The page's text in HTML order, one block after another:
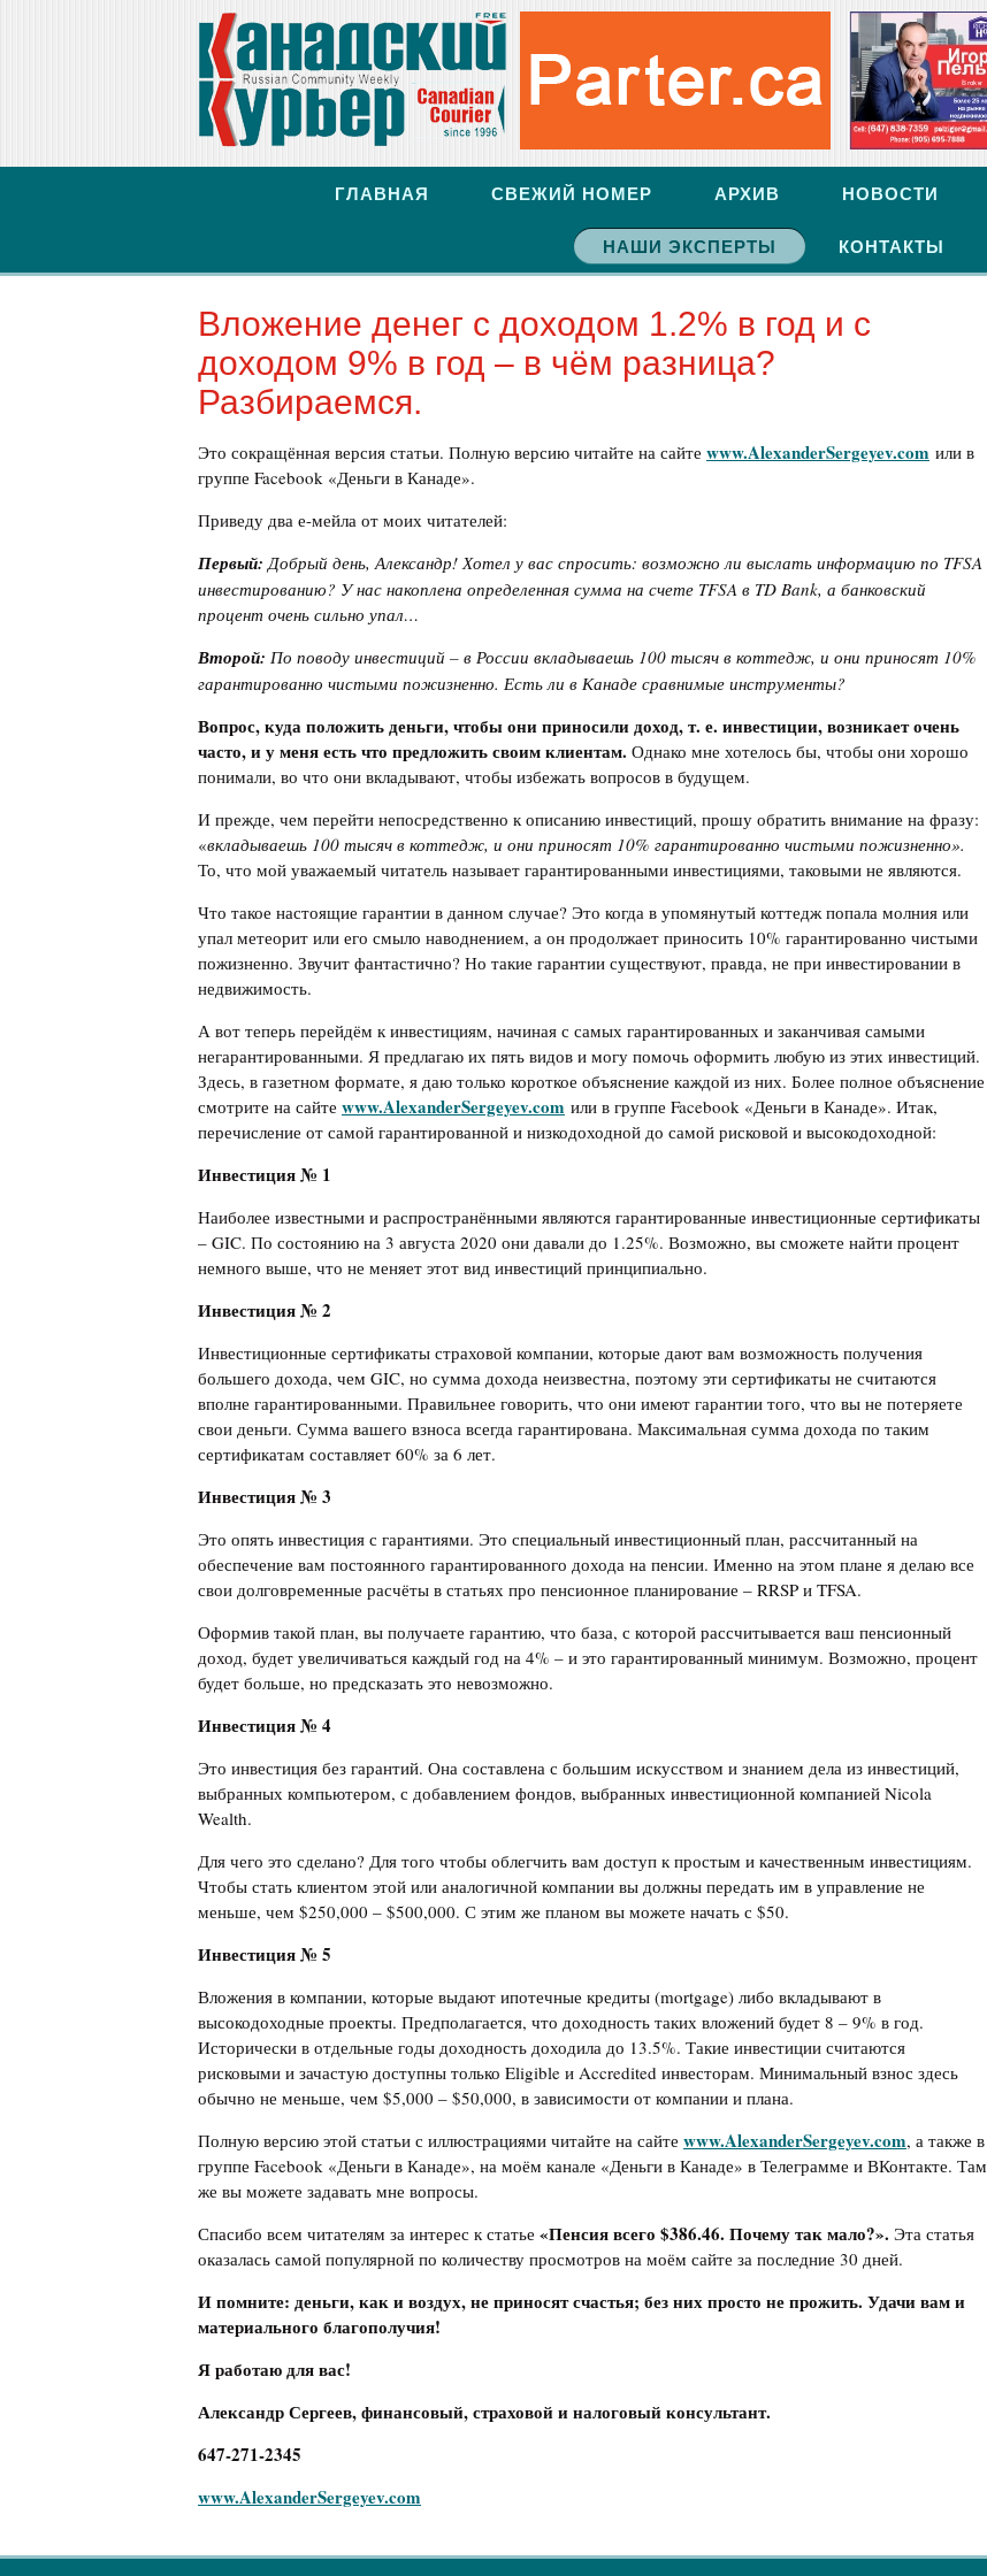
ГЛАВНАЯ СВЕЖИЙ НОМЕР АРХИВ НОВОСТИ
НАШИ ЭКСПЕРТЫ КОНТАКТЫ
Вложение денег с доходом 1.2% в год и с
доходом 9% в год – в чём разница?
Разбираемся.
Это сокращённая версия статьи. Полную версию читайте на сайте www.AlexanderSergeyev.com или в
группе Facebook «Деньги в Канаде».
Приведу два е-мейла от моих читателей:
Первый: Добрый день, Александр! Хотел у вас спросить: возможно ли выслать информацию по TFSA
инвестированию? У нас накоплена определенная сумма на счете TFSA в TD Bank, а банковский
процент очень сильно упал…
Второй: По поводу инвестиций – в России вкладываешь 100 тысяч в коттедж, и они приносят 10%
гарантированно чистыми пожизненно. Есть ли в Канаде сравнимые инструменты?
Вопрос, куда положить деньги, чтобы они приносили доход, т. е. инвестиции, возникает очень
часто, и у меня есть что предложить своим клиентам. Однако мне хотелось бы, чтобы они хорошо
понимали, во что они вкладывают, чтобы избежать вопросов в будущем.
И прежде, чем перейти непосредственно к описанию инвестиций, прошу обратить внимание на фразу:
«вкладываешь 100 тысяч в коттедж, и они приносят 10% гарантированно чистыми пожизненно».
То, что мой уважаемый читатель называет гарантированными инвестициями, таковыми не являются.
Что такое настоящие гарантии в данном случае? Это когда в упомянутый коттедж попала молния или
упал метеорит или его смыло наводнением, а он продолжает приносить 10% гарантированно чистыми
пожизненно. Звучит фантастично? Но такие гарантии существуют, правда, не при инвестировании в
недвижимость.
А вот теперь перейдём к инвестициям, начиная с самых гарантированных и заканчивая самыми
негарантированными. Я предлагаю их пять видов и могу помочь оформить любую из этих инвестиций.
Здесь, в газетном формате, я даю только короткое объяснение каждой из них. Более полное объяснение
смотрите на сайте www.AlexanderSergeyev.com или в группе Facebook «Деньги в Канаде». Итак,
перечисление от самой гарантированной и низкодоходной до самой рисковой и высокодоходной:
Инвестиция № 1
Наиболее известными и распространёнными являются гарантированные инвестиционные сертификаты
– GIC. По состоянию на 3 августа 2020 они давали до 1.25%. Возможно, вы сможете найти процент
немного выше, что не меняет этот вид инвестиций принципиально.
Инвестиция № 2
Инвестиционные сертификаты страховой компании, которые дают вам возможность получения
большего дохода, чем GIC, но сумма дохода неизвестна, поэтому эти сертификаты не считаются
вполне гарантированными. Правильнее говорить, что они имеют гарантии того, что вы не потеряете
свои деньги. Сумма вашего взноса всегда гарантирована. Максимальная сумма дохода по таким
сертификатам составляет 60% за 6 лет.
Инвестиция № 3
Это опять инвестиция с гарантиями. Это специальный инвестиционный план, рассчитанный на
обеспечение вам постоянного гарантированного дохода на пенсии. Именно на этом плане я делаю все
свои долговременные расчёты в статьях про пенсионное планирование – RRSP и TFSA.
Оформив такой план, вы получаете гарантию, что база, с которой рассчитывается ваш пенсионный
доход, будет увеличиваться каждый год на 4% – и это гарантированный минимум. Возможно, процент
будет больше, но предсказать это невозможно.
Инвестиция № 4
Это инвестиция без гарантий. Она составлена с большим искусством и знанием дела из инвестиций,
выбранных компьютером, с добавлением фондов, выбранных инвестиционной компанией Nicola
Wealth.
Для чего это сделано? Для того чтобы облегчить вам доступ к простым и качественным инвестициям.
Чтобы стать клиентом этой или аналогичной компании вы должны передать им в управление не
меньше, чем $250,000 – $500,000. С этим же планом вы можете начать с $50.
Инвестиция № 5
Вложения в компании, которые выдают ипотечные кредиты (mortgage) либо вкладывают в
высокодоходные проекты. Предполагается, что доходность таких вложений будет 8 – 9% в год.
Исторически в отдельные годы доходность доходила до 13.5%. Такие инвестиции считаются
рисковыми и зачастую доступны только Eligible и Accredited инвесторам. Минимальный взнос здесь
обычно не меньше, чем $5,000 – $50,000, в зависимости от компании и плана.
Полную версию этой статьи с иллюстрациями читайте на сайте www.AlexanderSergeyev.com, а также в
группе Facebook «Деньги в Канаде», на моём канале «Деньги в Канаде» в Телеграмме и ВКонтакте. Там
же вы можете задавать мне вопросы.
Спасибо всем читателям за интерес к статье «Пенсия всего $386.46. Почему так мало?». Эта статья
оказалась самой популярной по количеству просмотров на моём сайте за последние 30 дней.
И помните: деньги, как и воздух, не приносят счастья; без них просто не прожить. Удачи вам и
материального благополучия!
Я работаю для вас!
Александр Сергеев, финансовый, страховой и налоговый консультант.
647-271-2345
www.AlexanderSergeyev.com